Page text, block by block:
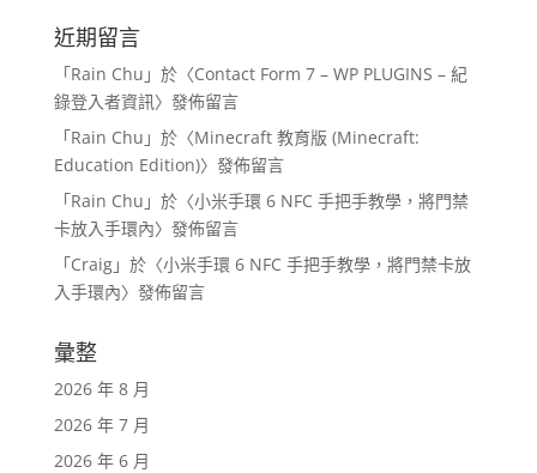
近期留言
「Rain Chu 」於〈Contact Form 7 – WP PLUGINS – 紀
錄登入者資訊〉發佈留言
「Rain Chu 」於〈Minecraft 教育版 (Minecraft:
Education Edition)〉發佈留言
「Rain Chu 」於〈小米手環 6 NFC 手把手教學，將門禁
卡放入手環內〉發佈留言
「Craig」於〈小米手環 6 NFC 手把手教學，將門禁卡放
入手環內〉發佈留言
彙整
2026 年 8 月
2026 年 7 月
2026 年 6 月